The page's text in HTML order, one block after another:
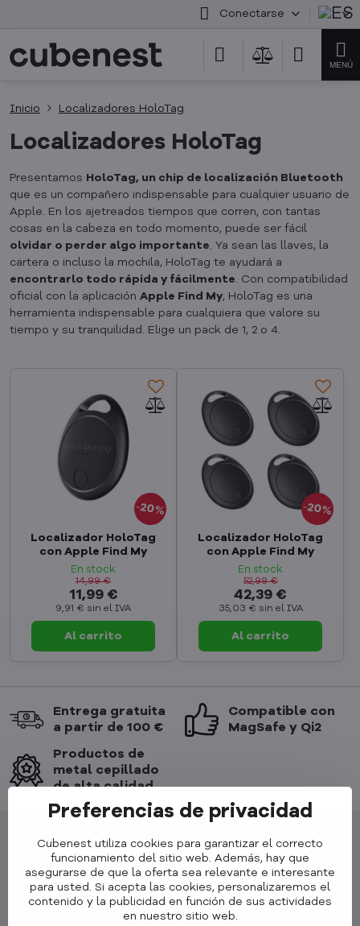
Conectarse
Inicio Localizadores HoloTag
Localizadores HoloTag
Presentamos HoloTag, un chip de localización Bluetooth
que es un compañero indispensable para cualquier usuario de
Apple. En los ajetreados tiempos que corren, con tantas
cosas en la cabeza en todo momento, puede ser fácil
olvidar o perder algo importante. Ya sean las llaves, la
cartera o incluso la mochila, HoloTag te ayudará a
encontrarlo todo rápida y fácilmente. Con compatibilidad
oficial con la aplicación Apple Find My, HoloTag es una
herramienta indispensable para cualquiera que valore su
tiempo y su tranquilidad. Elige un pack de 1, 2 o 4.
20%
Localizador HoloTag
con Apple Find My
En stock
11,99 €
9,91 € sin el IVA
14,99 €
Al carrito
20%
Localizador HoloTag
con Apple Find My
En stock
42,39 €
35,03 € sin el IVA
52,99 €
Al carrito
Entrega gratuita
a partir de 100 €
Compatible con
MagSafe y Qi2
Productos de
metal cepillado
de alta calidad
Boletín de noticias
Suscribirse a nuestro boletín de noticias:
Preferencias de privacidad
Cubenest utiliza cookies para garantizar el correcto
funcionamiento del sitio web. Además, hay que
asegurarse de que la oferta sea relevante e interesante
para usted. Si acepta las cookies, personalizaremos el
contenido y la publicidad en función de sus actividades
en nuestro sitio web.